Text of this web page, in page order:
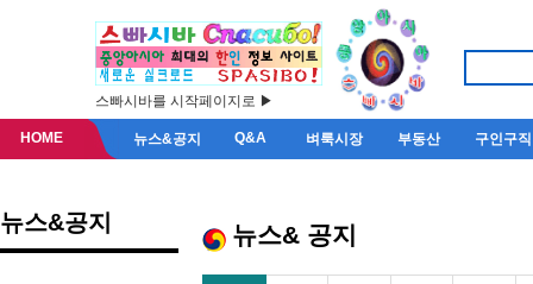
스빠시바를 시작페이지로 ▶
HOME 뉴스&공지 Q&A 벼룩시장 부동산 구인구직
뉴스&공지 뉴스& 공지